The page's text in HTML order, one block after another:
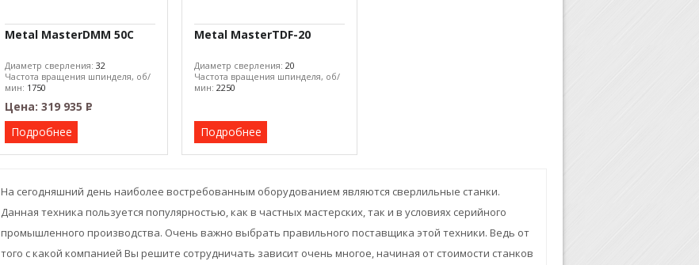
Metal MasterDMM 50C
Диаметр сверления: 32
Частота вращения шпинделя, об/
мин: 1750
Цена: 319 935 Р
–
Подробнее
Metal MasterTDF-20
Диаметр сверления: 20
Частота вращения шпинделя, об/
мин: 2250
Подробнее
На сегодняшний день наиболее востребованным оборудованием являются сверлильные станки.
Данная техника пользуется популярностью, как в частных мастерских, так и в условиях серийного
промышленного производства. Очень важно выбрать правильного поставщика этой техники. Ведь от
того с какой компанией Вы решите сотрудничать зависит очень многое, начиная от стоимости станков